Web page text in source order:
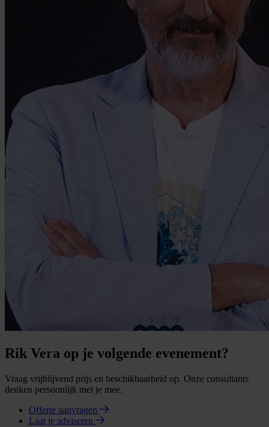
Rik Vera op je volgende evenement?
Vraag vrijblijvend prijs en beschikbaarheid op. Onze consultants
denken persoonlijk met je mee.
Offerte aanvragen
Laat je adviseren